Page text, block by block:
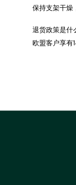
保持支架干燥
退货政策是什
欧盟客户享有